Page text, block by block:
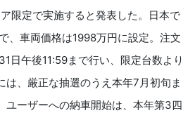
限定で実施すると発表した。日本で
、車両価格は1998万円に設定。注文
日午後11:59まで行い、限定台数より
は、厳正な抽選のうえ本年7月初旬ま
ユーザーへの納車開始は、本年第3四